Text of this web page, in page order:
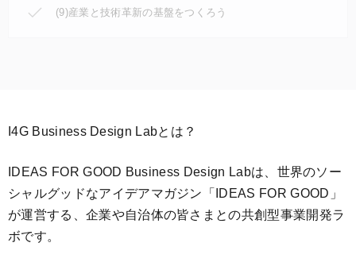
(9)産業と技術革新の基盤をつくろう
I4G Business Design Labとは？
IDEAS FOR GOOD Business Design Labは、世界のソー
シャルグッドなアイデアマガジン「IDEAS FOR GOOD」
が運営する、企業や自治体の皆さまとの共創型事業開発ラ
ボです。